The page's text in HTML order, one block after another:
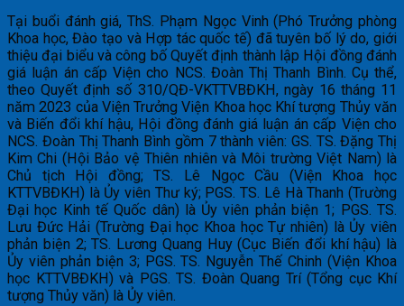
Tại buổi đánh giá, ThS. Phạm Ngọc Vinh (Phó Trưởng phòng
Khoa học, Đào tạo và Hợp tác quốc tế) đã tuyên bố lý do, giới
thiệu đại biểu và công bố Quyết định thành lập Hội đồng đánh
giá luận án cấp Viện cho NCS. Đoàn Thị Thanh Bình. Cụ thể,
theo Quyết định số 310/QĐ-VKTTVBĐKH, ngày 16 tháng 11
năm 2023 của Viện Trưởng Viện Khoa học Khí tượng Thủy văn
và Biến đổi khí hậu, Hội đồng đánh giá luận án cấp Viện cho
NCS. Đoàn Thị Thanh Bình gồm 7 thành viên: GS. TS. Đặng Thị
Kim Chi (Hội Bảo vệ Thiên nhiên và Môi trường Việt Nam) là
Chủ tịch Hội đồng; TS. Lê Ngọc Cầu (Viện Khoa học
KTTVBĐKH) là Ủy viên Thư ký; PGS. TS. Lê Hà Thanh (Trường
Đại học Kinh tế Quốc dân) là Ủy viên phản biện 1; PGS. TS.
Lưu Đức Hải (Trường Đại học Khoa học Tự nhiên) là Ủy viên
phản biện 2; TS. Lương Quang Huy (Cục Biến đổi khí hậu) là
Ủy viên phản biện 3; PGS. TS. Nguyễn Thế Chinh (Viện Khoa
học KTTVBĐKH) và PGS. TS. Đoàn Quang Trí (Tổng cục Khí
tượng Thủy văn) là Ủy viên.